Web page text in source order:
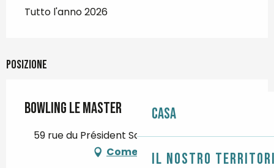
Casa
Il nostro
Tutto l'anno 2026
Posizione
Bowling Le Master
59 rue du Président Sadate, 29000 Quimper
Come arrivare